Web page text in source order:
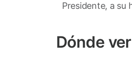
Presidente, a su
Dónde